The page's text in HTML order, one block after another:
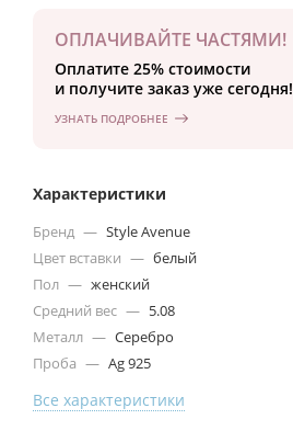
ОПЛАЧИВАЙТЕ ЧАСТЯМИ!
Оплатите 25% стоимости
и получите заказ уже сегодня!
УЗНАТЬ ПОДРОБНЕЕ
Характеристики
Бренд — Style Avenue
Цвет вставки — белый
Пол — женский
Средний вес — 5.08
Металл — Серебро
Проба — Ag 925
Все характеристики